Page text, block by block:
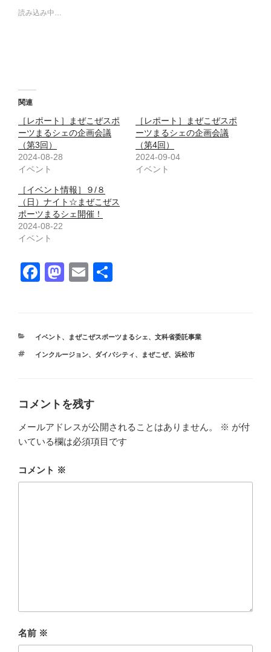
読み込み中…
関連
［レポート］まぜこぜスポ
ーツまるシェの企画会議
（第3回）
2024-08-28
イベント
［レポート］まぜこぜスポ
ーツまるシェの企画会議
（第4回）
2024-09-04
イベント
［イベント情報］９/８
（日）ナイト☆まぜこぜス
ポーツまるシェ開催！
2024-08-22
イベント
F
e
b
k
M
o
d
E
カ
ゴ
イベント 、 まぜこぜスポーツまるシェ、 文科省委託事業
タ
インクルージョン、 ダイバシティ、 まぜこぜ、 浜松市
コメントを残す
メールアドレスが公開されることはありません。 ※ が付
いている欄は必須項目です
コメント ※
名前 ※